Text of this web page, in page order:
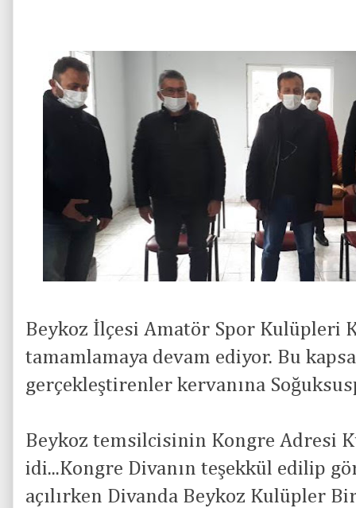
Beykoz İlçesi Amatör Spor Kulüpleri
tamamlamaya devam ediyor. Bu
gerçekleştirenler kervanına
Beykoz temsilcisinin Kongre Adresi
idi...Kongre Divanın teşekkül edilip
açılırken Divanda Beykoz Kulüpler